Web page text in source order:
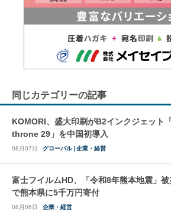
同じカテゴリーの記事
KOMORI、盛大印刷がB2インクジェット
throne 29」を中国初導入
08月07日 グローバル 企業・経営
富士フイルムHD、「令和8年熊本地震」
で熊本県に5千万円寄付
08月06日 企業・経営